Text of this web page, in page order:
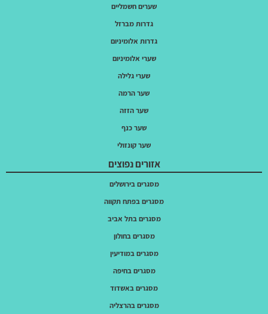
שערים חשמליים
גדרות מברזל
גדרות אלומיניום
שערי אלומיניום
שערי גלילה
שער הרמה
שער הזזה
שער כנף
שער קונזולי
אזורים נפוצים
מסגרים בירושלים
מסגרים בפתח תקווה
מסגרים בתל אביב
מסגרים בחולון
מסגרים במודיעין
מסגרים בחיפה
מסגרים באשדוד
מסגרים בהרצליה